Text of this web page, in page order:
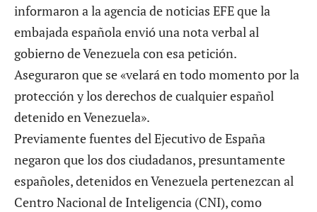
informaron a la agencia de noticias EFE que la
embajada española envió una nota verbal al
gobierno de Venezuela con esa petición.
Aseguraron que se «velará en todo momento por la
protección y los derechos de cualquier español
detenido en Venezuela».
Previamente fuentes del Ejecutivo de España
negaron que los dos ciudadanos, presuntamente
españoles, detenidos en Venezuela pertenezcan al
Centro Nacional de Inteligencia (CNI), como